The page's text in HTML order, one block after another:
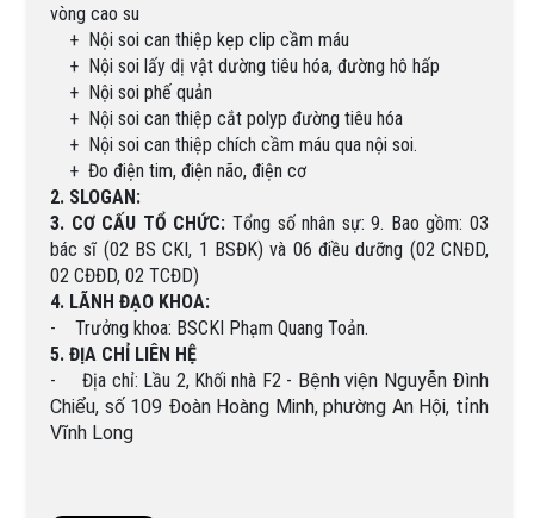
vòng cao su
+ Nội soi can thiệp kẹp clip cầm máu
+ Nội soi lấy dị vật dường tiêu hóa, đường hô hấp
+ Nội soi phế quản
+ Nội soi can thiệp cắt polyp đường tiêu hóa
+ Nội soi can thiệp chích cầm máu qua nội soi.
+ Đo điện tim, điện não, điện cơ
2. SLOGAN:
3. CƠ CẤU TỔ CHỨC: Tổng số nhân sự: 9. Bao gồm: 03
bác sĩ (02 BS CKI, 1 BSĐK) và 06 điều dưỡng (02 CNĐD,
02 CĐĐD, 02 TCĐD)
4. LÃNH ĐẠO KHOA:
- Trưởng khoa: BSCKI Phạm Quang Toản.
5. ĐỊA CHỈ LIÊN HỆ
- Địa chỉ: Lầu 2, Khối nhà F2 - Bệnh viện Nguyễn Đình
Chiểu, số 109 Đoàn Hoàng Minh, phường An Hội, tỉnh
Vĩnh Long